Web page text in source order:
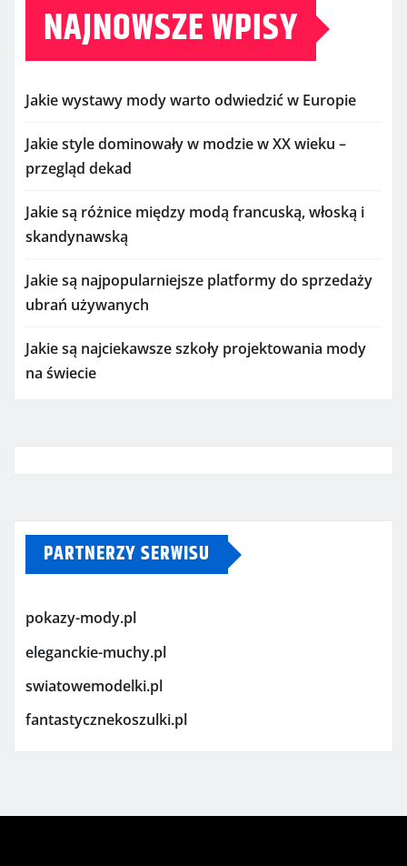
NAJNOWSZE WPISY
Jakie wystawy mody warto odwiedzić w Europie
Jakie style dominowały w modzie w XX wieku –
przegląd dekad
Jakie są różnice między modą francuską, włoską i
skandynawską
Jakie są najpopularniejsze platformy do sprzedaży
ubrań używanych
Jakie są najciekawsze szkoły projektowania mody
na świecie
PARTNERZY SERWISU
pokazy-mody.pl
eleganckie-muchy.pl
swiatowemodelki.pl
fantastycznekoszulki.pl